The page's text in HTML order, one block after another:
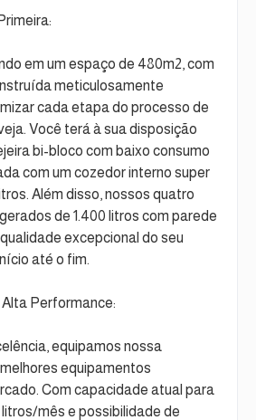
em um espaço de 480m2, com
meticulosamente
cada etapa do processo de
Você terá à sua disposição
bi-bloco com baixo consumo
com um cozedor interno super
Além disso, nossos quatro
de 1.400 litros com parede
excepcional do seu
até o fim.
Performance:
equipamos nossa
equipamentos
Com capacidade atual para
litros/mês e possibilidade de